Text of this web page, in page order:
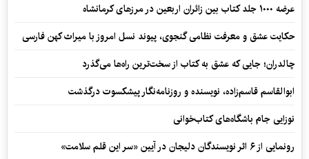
عرضه ۱۰۰۰ جلد کتاب بین زائران اربعین در مرزهای کرمانشاه
حکایت عشق و معرفت نظامی گنجوی، پیوند نسل امروز با میراث کهن فارسی
چالدران؛ جایی که عشق به کتاب از سخت‌ترین راه‌ها می‌گذرد
ابوالقاسم قاسم‌زاده، نویسنده و روزنامه‌نگار پیشکسوت درگذشت
نوزایی جام باشگاه‌های کتاب‌خوانی
رونمایی از ۶ اثر نویسندگان دلیجان در آیین «سر این قلم سلامت»